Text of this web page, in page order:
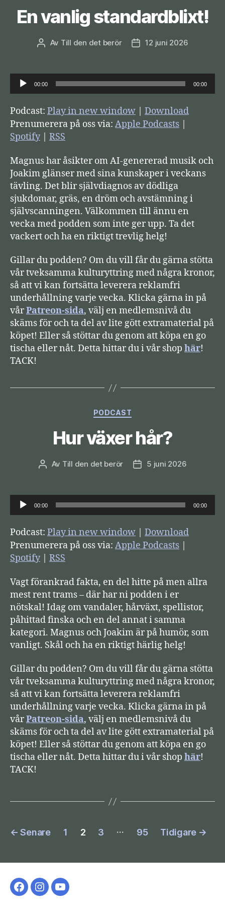
En vanlig standardblixt!
Inläggsförfattare
Av Till den det berör Inläggsdatum
12 juni 2026
j
u
d
s
e
l
a
r
e
00:00 00:00
Podcast: Play in new window
Download
Prenumerera på oss via: Apple Podcasts
Spotify| RSS
Magnus har åsikter om AI-genererad musik och
Joakim glänser med sina kunskaper i veckans
tävling. Det blir självdiagnos av dödliga
sjukdomar, gräs, en dröm och avstämning i
självscanningen. Välkommen till ännu en
vecka med podden som inte ger upp. Ta det
vackert och ha en riktigt trevlig helg!
Gillar du podden? Om du vill får du gärna stötta
vår tveksamma kulturyttring med några kronor,
så att vi kan fortsätta leverera reklamfri
underhållning varje vecka. Klicka gärna in på
vårPatreon-sida, välj en medlemsnivå du
skäms för och ta del av lite gött extramaterial på
köpet! Eller så stöttar du genom att köpa en go
tischa eller nåt. Detta hittar du i vår shop här!
TACK!
Kategorier
PODCAST
Hur växer hår?
Inläggsförfattare
Av Till den det berör Inläggsdatum
5 juni 2026
j
u
d
s
e
l
a
r
e
00:00 00:00
Podcast: Play in new window
Download
Prenumerera på oss via: Apple Podcasts
Spotify| RSS
Vagt förankrad fakta, en del hitte på men allra
mest rent trams – där har ni podden i er
nötskal! Idag om vandaler, hårväxt, spellistor,
påhittad finska och en del annat i samma
kategori. Magnus och Joakim är på humör, som
vanligt. Skål och ha en riktigt härlig helg!
Gillar du podden? Om du vill får du gärna stötta
vår tveksamma kulturyttring med några kronor,
så att vi kan fortsätta leverera reklamfri
underhållning varje vecka. Klicka gärna in på
vårPatreon-sida, välj en medlemsnivå du
skäms för och ta del av lite gött extramaterial på
köpet! Eller så stöttar du genom att köpa en go
tischa eller nåt. Detta hittar du i vår shop här!
TACK!
Sidnumrering
inlägg
← Senare 1 2 3 … 95 Tidigare →
Facebook-
InstagramYouTube